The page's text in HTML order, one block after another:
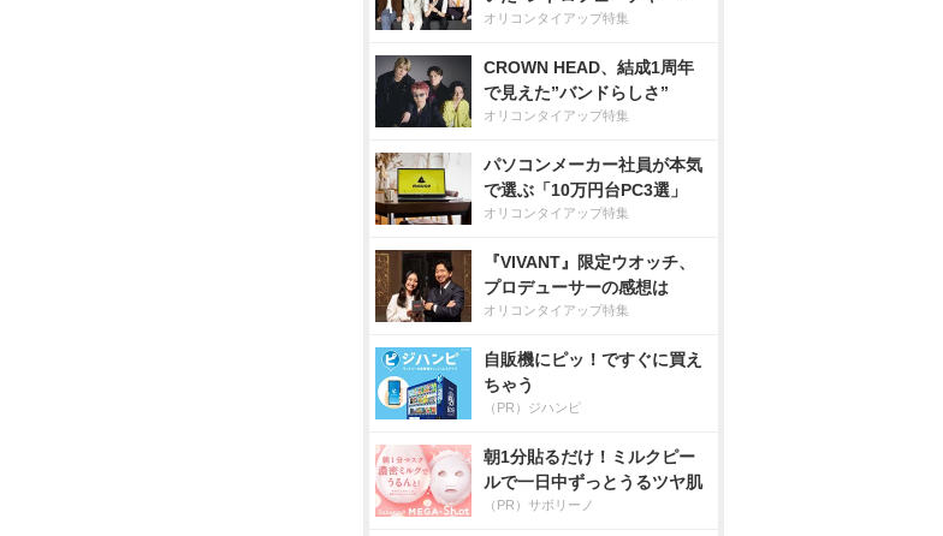
オリコンタイアップ特集
CROWN HEAD、結成1周年
で見えた”バンドらしさ”
オリコンタイアップ特集
パソコンメーカー社員が本気
で選ぶ「10万円台PC3選」
オリコンタイアップ特集
『VIVANT』限定ウオッチ、
プロデューサーの感想は
オリコンタイアップ特集
自販機にピッ！ですぐに買え
ちゃう
（PR）ジハンピ
朝1分貼るだけ！ミルクピー
ルで一日中ずっとうるツヤ肌
（PR）サボリーノ